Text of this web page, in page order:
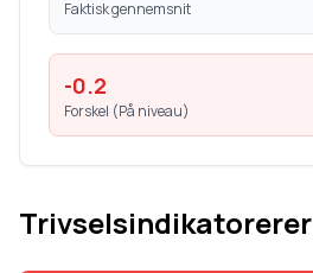
Faktisk gennemsnit
-0.2
Forskel (På niveau)
Trivselsindikatorerer